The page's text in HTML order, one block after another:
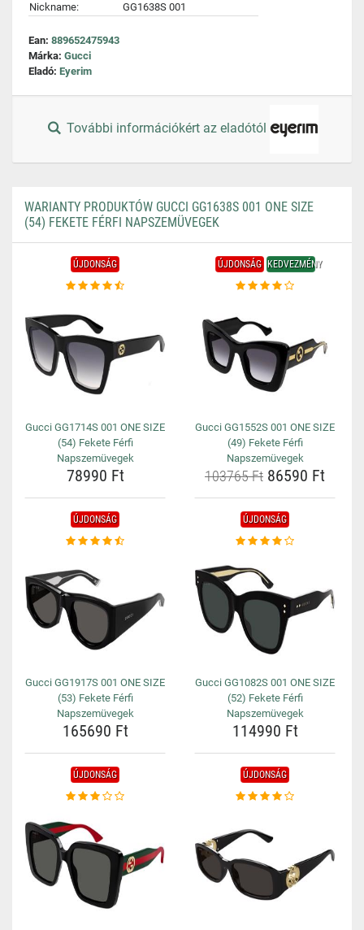
Nickname:
GG1638S 001
Ean: 889652475943
Márka: Gucci
Eladó: Eyerim
További információkért az eladótól
WARIANTY PRODUKTÓW GUCCI GG1638S 001 ONE SIZE
(54) FEKETE FÉRFI NAPSZEMÜVEGEK
ÚJDONSÁG
Gucci GG1714S 001 ONE SIZE
(54) Fekete Férfi
Napszemüvegek
78990 Ft
ÚJDONSÁG KEDVEZMÉNY
Gucci GG1552S 001 ONE SIZE
(49) Fekete Férfi
Napszemüvegek
103765 Ft 86590 Ft
ÚJDONSÁG
Gucci GG1917S 001 ONE SIZE
(53) Fekete Férfi
Napszemüvegek
165690 Ft
ÚJDONSÁG
Gucci GG1082S 001 ONE SIZE
(52) Fekete Férfi
Napszemüvegek
114990 Ft
ÚJDONSÁG ÚJDONSÁG